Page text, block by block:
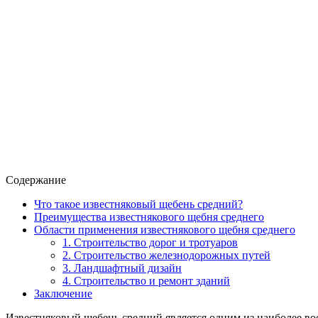
Содержание
Что такое известняковый щебень средний?
Преимущества известнякового щебня среднего
Области применения известнякового щебня среднего
1. Строительство дорог и тротуаров
2. Строительство железнодорожных путей
3. Ландшафтный дизайн
4. Строительство и ремонт зданий
Заключение